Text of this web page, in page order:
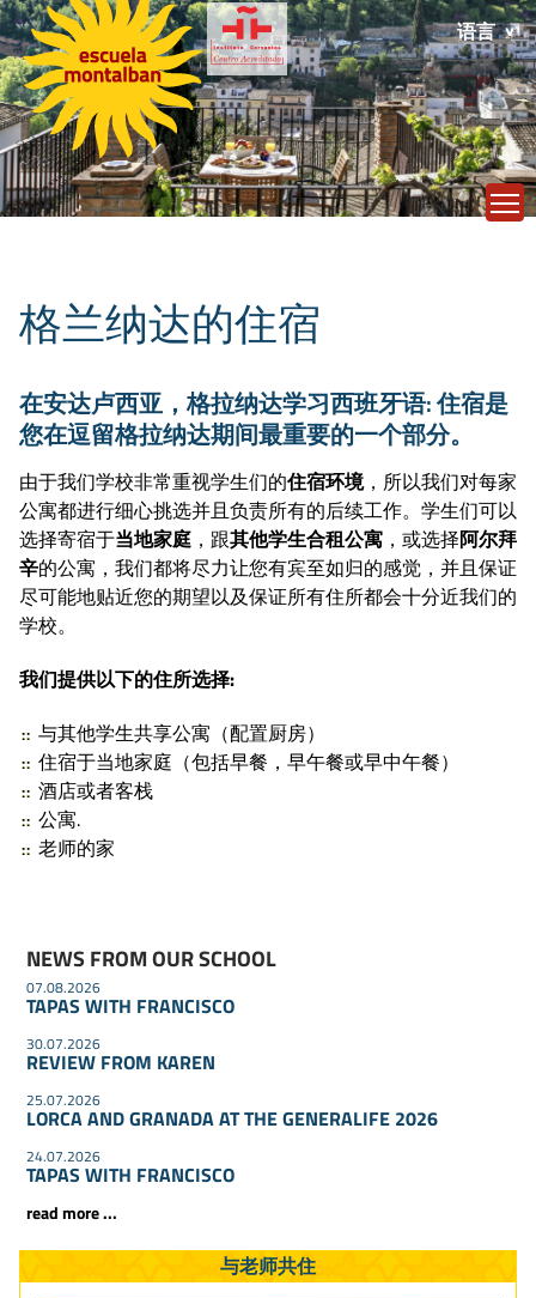
语言
格兰纳达的住宿
在安达卢西亚，格拉纳达学习西班牙语: 住宿是
您在逗留格拉纳达期间最重要的一个部分。
由于我们学校非常重视学生们的住宿环境，所以我们对每家
公寓都进行细心挑选并且负责所有的后续工作。学生们可以
选择寄宿于当地家庭 ，跟其他学生合租公寓 ，或选择阿尔拜
辛的公寓，我们都将尽力让您有宾至如归的感觉，并且保证
尽可能地贴近您的期望以及保证所有住所都会十分近我们的
学校。
我们提供以下的住所选择:
与其他学生共享公寓（配置厨房）
住宿于当地家庭（包括早餐，早午餐或早中午餐）
酒店或者客栈
公寓.
老师的家
NEWS FROM OUR SCHOOL
07.08.2026
TAPAS WITH FRANCISCO
30.07.2026
REVIEW FROM KAREN
25.07.2026
LORCA AND GRANADA AT THE GENERALIFE 2026
24.07.2026
TAPAS WITH FRANCISCO
read more ...
与老师共住